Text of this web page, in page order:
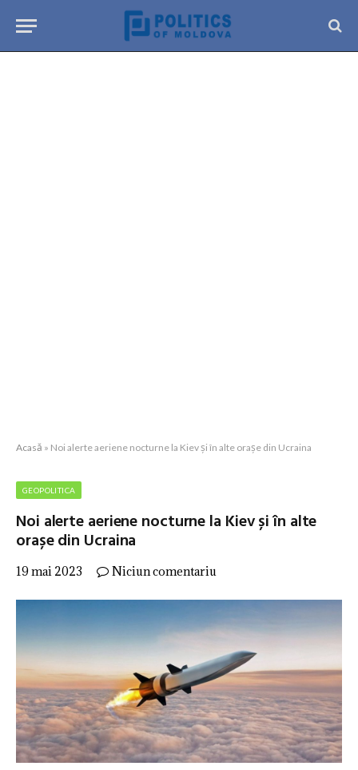
Acasă » Noi alerte aeriene nocturne la Kiev și în alte orașe din Ucraina
GEOPOLITICA
Noi alerte aeriene nocturne la Kiev și în alte
orașe din Ucraina
19 mai 2023 Niciun comentariu